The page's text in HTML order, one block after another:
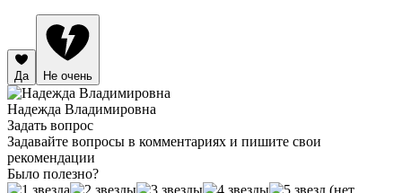
Да Не очень
Надежда Владимировна
Задать вопрос
Задавайте вопросы в комментариях и пишите свои
рекомендации
Было полезно?
(нет